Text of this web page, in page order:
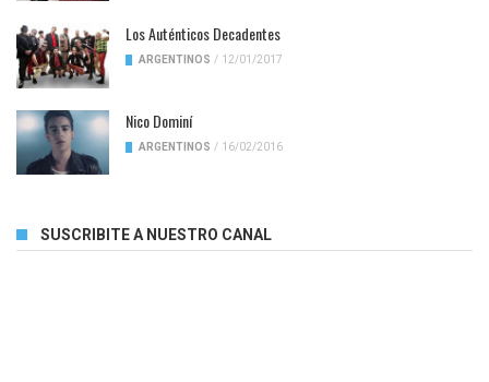
Los Auténticos Decadentes
ARGENTINOS / 12/01/2017
Nico Dominí
ARGENTINOS / 16/02/2016
SUSCRIBITE A NUESTRO CANAL